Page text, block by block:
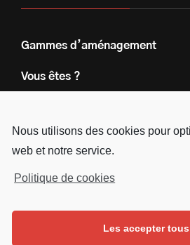
Nous utilisons des cookies pour
web et notre service.
Politique de cookies
Les accepter tous
Gammes d’aménagement
Vous êtes ?
Le groupe